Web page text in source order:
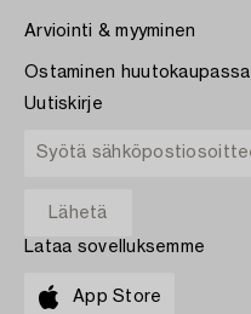
Arviointi & myyminen
Ostaminen huutokaupassa
Uutiskirje
Lataa sovelluksemme
App Store